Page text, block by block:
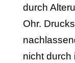
durch
Ohr.
nicht durch